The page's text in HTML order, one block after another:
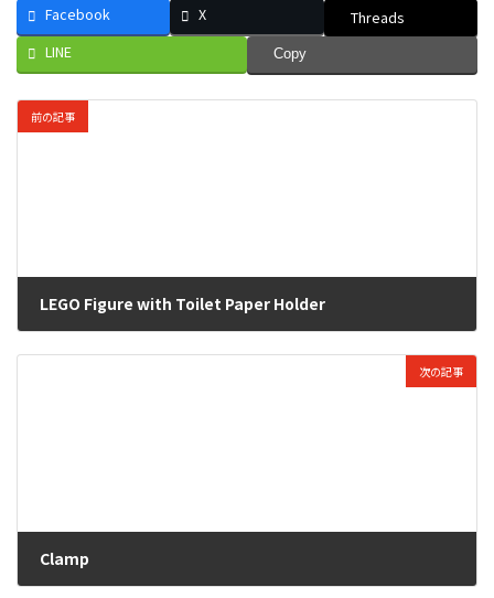
Facebook X
Threads
LINE
Copy
前の記事
LEGO Figure with Toilet Paper Holder
次の記事
Clamp